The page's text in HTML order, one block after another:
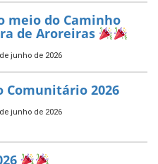
meio do Caminho
de Aroreiras
junho de 2026
Comunitário 2026
junho de 2026